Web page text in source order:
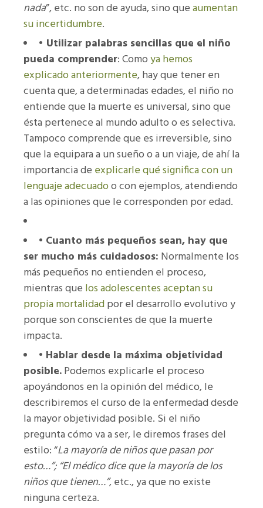
nada”, etc. no son de ayuda, sino queaumentan
su incertidumbre.
• Utilizar palabras sencillas que el niño
pueda comprender: Comoya hemos
explicado anteriormente, hay que tener en
cuenta que, a determinadas edades, el niño no
entiende que la muerte es universal, sino que
ésta pertenece al mundo adulto o es selectiva.
Tampoco comprende que es irreversible, sino
que la equipara a un sueño o a un viaje, de ahí la
importancia de explicarle qué significa con un
lenguaje adecuadoo con ejemplos, atendiendo
a las opiniones que le corresponden por edad.
• Cuanto más pequeños sean, hay que
ser mucho más cuidadosos: Normalmente los
más pequeños no entienden el proceso,
mientras que los adolescentes aceptan su
propia mortalidadpor el desarrollo evolutivo y
porque son conscientes de que la muerte
impacta.
• Hablar desde la máxima objetividad
posible.Podemos explicarle el proceso
apoyándonos en la opinión del médico, le
describiremos el curso de la enfermedad desde
la mayor objetividad posible. Si el niño
pregunta cómo va a ser, le diremos frases del
estilo: “La mayoría de niños que pasan por
esto…”; “El médico dice que la mayoría de los
niños que tienen…”, etc., ya que no existe
ninguna certeza.